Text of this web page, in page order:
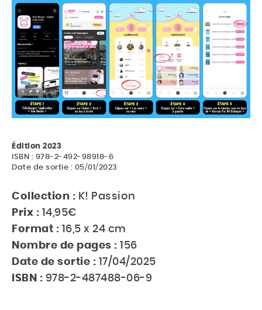
Rechercher
sur
le
site
Rechercher
Édition 2023
ISBN : 978-2-492-98918-6
Date de sortie : 05/01/2023
Collection : K! Passion
Prix : 14,95€
Format : 16,5 x 24 cm
Nombre de pages : 156
Date de sortie : 17/04/2025
ISBN : 978-2-487488-06-9